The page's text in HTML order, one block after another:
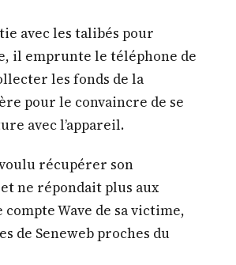
avec les talibés pour
il emprunte le téléphone de
les fonds de la
pour le convaincre de se
avec l’appareil.
récupérer son
ne répondait plus aux
Wave de sa victime,
de Seneweb proches du